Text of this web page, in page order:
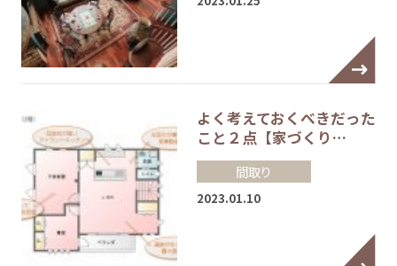
よく考えておくべきだった
こと２点【家づくり…
間取り
2023.01.10